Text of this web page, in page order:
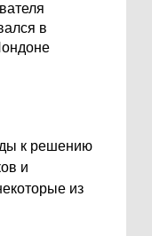
в
к решению
и
из